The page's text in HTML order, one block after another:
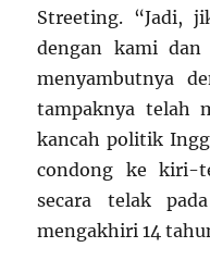
Streeting. “Jadi,
dengan kami
menyambutnya
tampaknya telah
kancah politik
condong ke kiri-
secara telak
mengakhiri 14